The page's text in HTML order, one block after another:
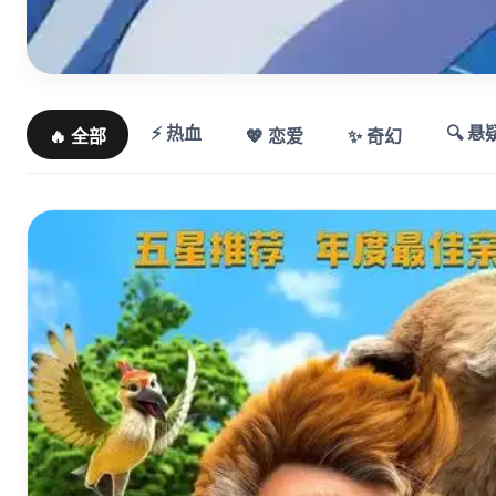
🔥 全部 ⚡ 热血 💖 恋爱 ✨ 奇幻 🔍 悬